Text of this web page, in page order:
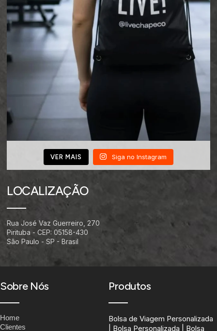
VER MAIS Siga no Instagram
LOCALIZAÇÃO
Rua José Vaz Guerreiro, 270
Pirituba - CEP: 05158-430
São Paulo - SP - Brasil
Sobre Nós
Home
Clientes
Produtos
Bolsa de Viagem Personalizada
| Bolsa Personalizada | Bolsa